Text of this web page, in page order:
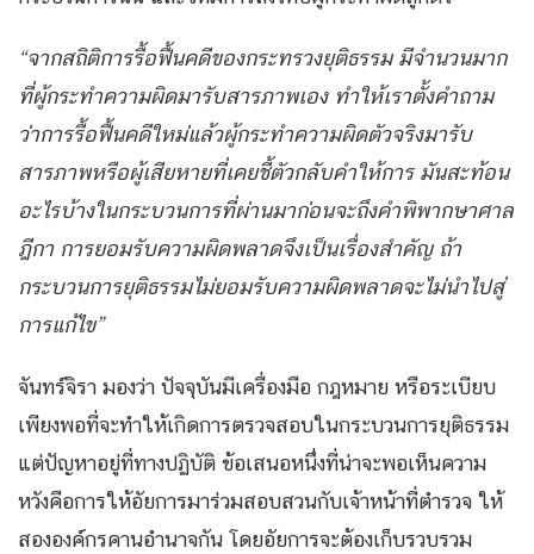
“จากสถิติการรื้อฟื้นคดีของกระทรวงยุติธรรม มีจำนวนมาก
ที่ผู้กระทำความผิดมารับสารภาพเอง ทำให้เราตั้งคำถาม
ว่าการรื้อฟื้นคดีใหม่แล้วผู้กระทำความผิดตัวจริงมารับ
สารภาพหรือผู้เสียหายที่เคยชี้ตัวกลับคำให้การ มันสะท้อน
อะไรบ้างในกระบวนการที่ผ่านมาก่อนจะถึงคำพิพากษาศาล
ฎีกา การยอมรับความผิดพลาดจึงเป็นเรื่องสำคัญ ถ้า
กระบวนการยุติธรรมไม่ยอมรับความผิดพลาดจะไม่นำไปสู่
การแก้ไข”
จันทร์จิรา มองว่า ปัจจุบันมีเครื่องมือ กฎหมาย หรือระเบียบ
เพียงพอที่จะทำให้เกิดการตรวจสอบในกระบวนการยุติธรรม
แต่ปัญหาอยู่ที่ทางปฏิบัติ ข้อเสนอหนึ่งที่น่าจะพอเห็นความ
หวังคือการให้อัยการมาร่วมสอบสวนกับเจ้าหน้าที่ตำรวจ ให้
สององค์กรคานอำนาจกัน โดยอัยการจะต้องเก็บรวบรวม